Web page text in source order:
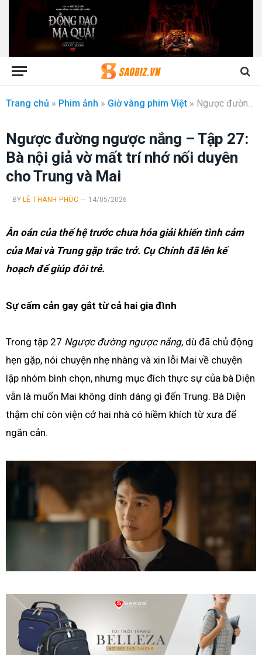
Trang chủ » Phim ảnh » Giờ vàng phim Việt » Ngược đường ngược nắng – Tập 27: Bà nội giả vờ mất trí nhớ nối duyên cho Trung và Mai
Ngược đường ngược nắng – Tập 27:
Bà nội giả vờ mất trí nhớ nối duyên
cho Trung và Mai
BY LÊ THANH PHÚC 14/05/2026
Ân oán của thế hệ trước chưa hóa giải khiến tình cảm
của Mai và Trung gặp trắc trở. Cụ Chính đã lên kế
hoạch để giúp đôi trẻ.
Sự cấm cản gay gắt từ cả hai gia đình
Trong tập 27 Ngược đường ngược nắng, dù đã chủ động
hẹn gặp, nói chuyện nhẹ nhàng và xin lỗi Mai về chuyện
lập nhóm bình chọn, nhưng mục đích thực sự của bà Diện
vẫn là muốn Mai không dính dáng gì đến Trung. Bà Diện
thậm chí còn viện cớ hai nhà có hiềm khích từ xưa để
ngăn cản.